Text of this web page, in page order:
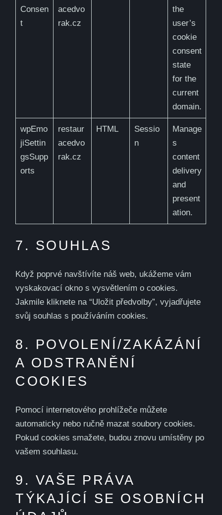
Consen
t
acedvo
rak.cz
the
user’s
cookie
consent
state
for the
current
domain.
wpEmo
jiSettin
gsSupp
orts
restaur
acedvo
rak.cz
HTML
Sessio
n
Manage
s
content
delivery
and
present
ation.
7. SOUHLAS
Když poprvé navštívíte náš web, ukážeme vám
vyskakovací okno s vysvětlením o cookies.
Jakmile kliknete na “Uložit předvolby”, vyjadřujete
svůj souhlas s používáním cookies.
8. POVOLENÍ/ZAKÁZÁNÍ
A ODSTRANĚNÍ
COOKIES
Pomocí internetového prohlížeče můžete
automaticky nebo ručně mazat soubory cookies.
Pokud cookies smažete, budou znovu umístěny po
vašem souhlasu.
9. VAŠE PRÁVA
TÝKAJÍCÍ SE OSOBNÍCH